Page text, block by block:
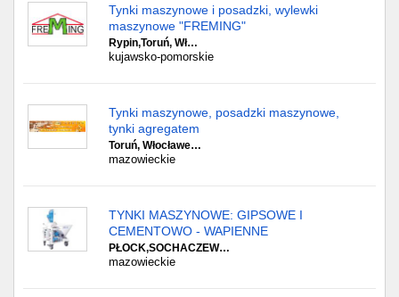
Tynki maszynowe i posadzki, wylewki
maszynowe "FREMING"
Rypin,Toruń, Wł…
kujawsko-pomorskie
Tynki maszynowe, posadzki maszynowe,
tynki agregatem
Toruń, Włocławe…
mazowieckie
TYNKI MASZYNOWE: GIPSOWE I
CEMENTOWO - WAPIENNE
PŁOCK,SOCHACZEW…
mazowieckie